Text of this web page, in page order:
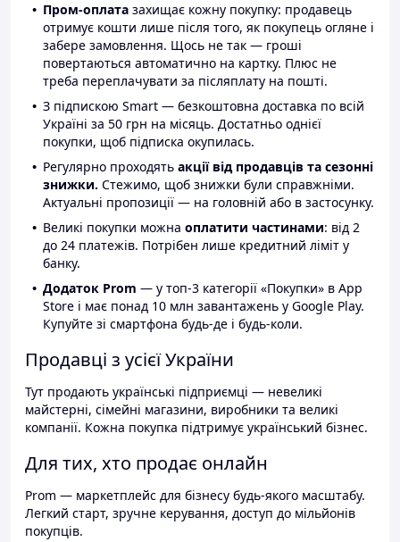
Пром-оплата захищає кожну покупку: продавець
отримує кошти лише після того, як покупець огляне і
забере замовлення. Щось не так — гроші
повертаються автоматично на картку. Плюс не
треба переплачувати за післяплату на пошті.
З підпискою Smart — безкоштовна доставка по всій
Україні за 50 грн на місяць. Достатньо однієї
покупки, щоб підписка окупилась.
Регулярно проходять акції від продавців та сезонні
знижки. Стежимо, щоб знижки були справжніми.
Актуальні пропозиції — на головній або в застосунку.
Великі покупки можна оплатити частинами: від 2
до 24 платежів. Потрібен лише кредитний ліміт у
банку.
Додаток Prom — у топ-3 категорії «Покупки» в App
Store і має понад 10 млн завантажень у Google Play.
Купуйте зі смартфона будь-де і будь-коли.
Продавці з усієї України
Тут продають українські підприємці — невеликі
майстерні, сімейні магазини, виробники та великі
компанії. Кожна покупка підтримує український бізнес.
Для тих, хто продає онлайн
Prom — маркетплейс для бізнесу будь-якого масштабу.
Легкий старт, зручне керування, доступ до мільйонів
покупців.